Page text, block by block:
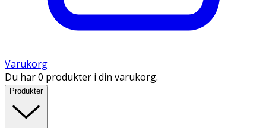
Varukorg
Du har 0 produkter i din varukorg.
Produkter